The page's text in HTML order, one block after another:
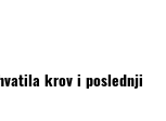
krov i poslednji